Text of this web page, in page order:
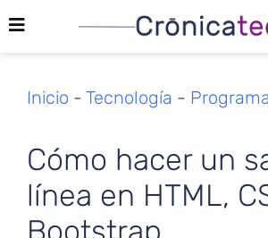
Inicio - Tecnología -
Cómo hacer un
línea en HTML,